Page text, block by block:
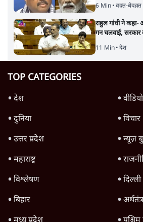
6 Min• वक़्त-बेवक़्त
राहुल गांधी ने कहा-
गन चलवाई, सरकार
11 Min• देश
TOP CATEGORIES
देश
वीडियो
दुनिया
विचार
उत्तर प्रदेश
न्यूज़
महाराष्ट्र
विश्लेषण
दिल्ली
बिहार
अर्थतंत्र